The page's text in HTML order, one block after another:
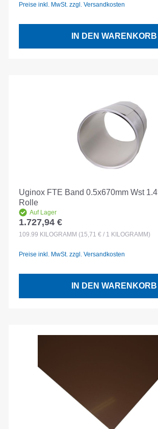
Preise inkl. MwSt. zzgl. Versandkosten
IN DEN WARENKORB
Uginox FTE Band 0.5x670mm Wst
Rolle
Auf Lager
Regulärer Preis:
1.727,94 €
109.99 KILOGRAMM (15,71 € / 1 KILOGRAMM)
Preise inkl. MwSt. zzgl. Versandkosten
IN DEN WARENKORB